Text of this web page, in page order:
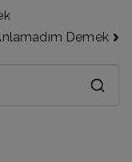
Demek